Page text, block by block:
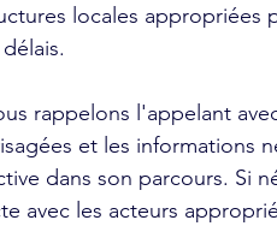
locales appropriées
rappelons l'appelant
et les informations
dans son parcours. Si
avec les acteurs